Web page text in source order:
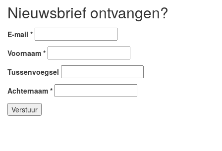
Nieuwsbrief ontvangen?
E-mail *
Voornaam *
Tussenvoegsel
Achternaam *